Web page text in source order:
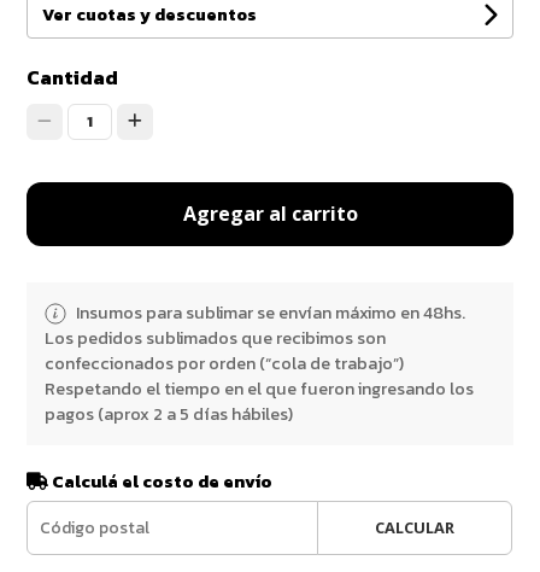
Ver cuotas y descuentos
Cantidad
1
Agregar al carrito
Insumos para sublimar se envían máximo en 48hs.
Los pedidos sublimados que recibimos son
confeccionados por orden (“cola de trabajo”)
Respetando el tiempo en el que fueron ingresando los
pagos (aprox 2 a 5 días hábiles)
Calculá el costo de envío
CALCULAR